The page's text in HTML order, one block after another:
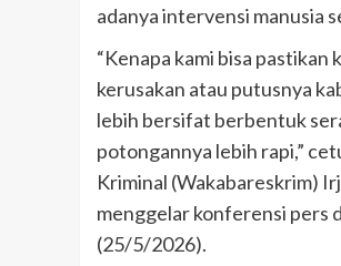
adanya intervensi manusia
“Kenapa kami bisa pastikan
kerusakan atau putusnya
lebih bersifat berbentuk
potongannya lebih rapi,”
Kriminal (Wakabareskrim)
menggelar konferensi pers
(25/5/2026).